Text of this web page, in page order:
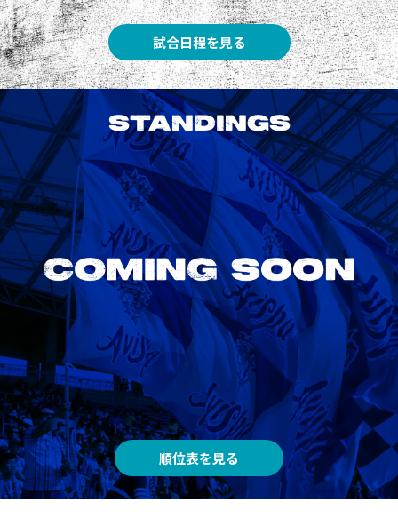
試合日程を見る
STANDINGS
順位表を見る